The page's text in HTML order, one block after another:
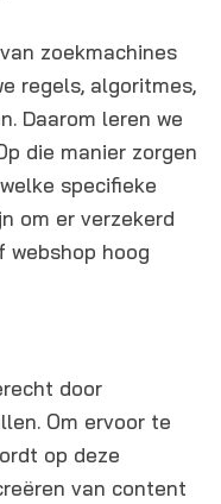
zoekmachines
regels, algoritmes,
Daarom leren we
die manier zorgen
specifieke
om er verzekerd
hoog
door
Om ervoor te
op deze
van content